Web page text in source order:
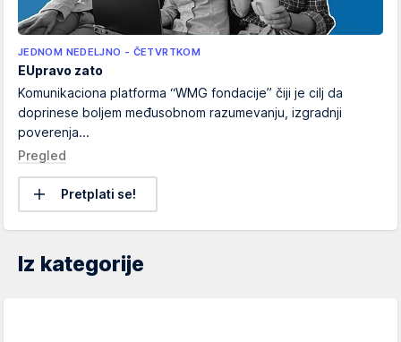
JEDNOM NEDELJNO - ČETVRTKOM
EUpravo zato
Komunikaciona platforma “WMG fondacije” čiji je cilj da
doprinese boljem međusobnom razumevanju, izgradnji
poverenja...
Pregled
Pretplati se!
Iz kategorije